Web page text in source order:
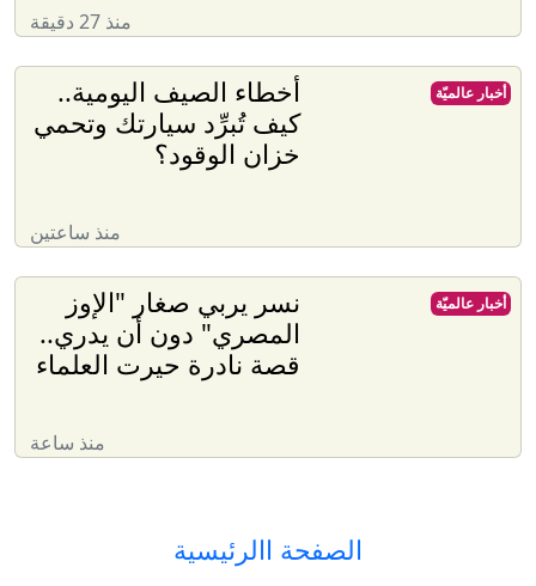
منذ 27 دقيقة
أخطاء الصيف اليومية..
كيف تُبرِّد سيارتك وتحمي
خزان الوقود؟
منذ ساعتين
أخبار عالميّة
نسر يربي صغار "الإوز
المصري" دون أن يدري..
قصة نادرة حيرت العلماء
منذ ساعة
أخبار عالميّة
الصفحة االرئيسية